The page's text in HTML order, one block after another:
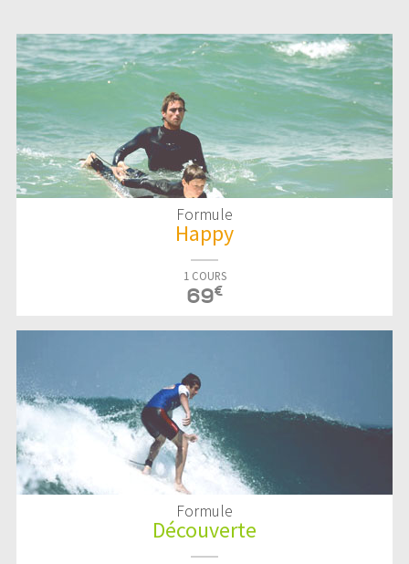
Formule
Happy
1 COURS
69€
Formule
Découverte